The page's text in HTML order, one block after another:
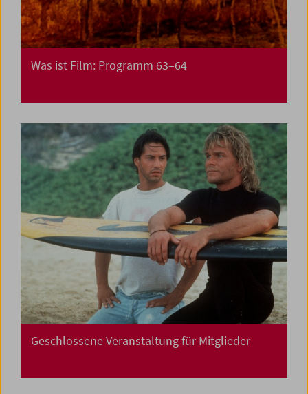
Was ist Film: Programm 63–64
Geschlossene Veranstaltung für Mitglieder